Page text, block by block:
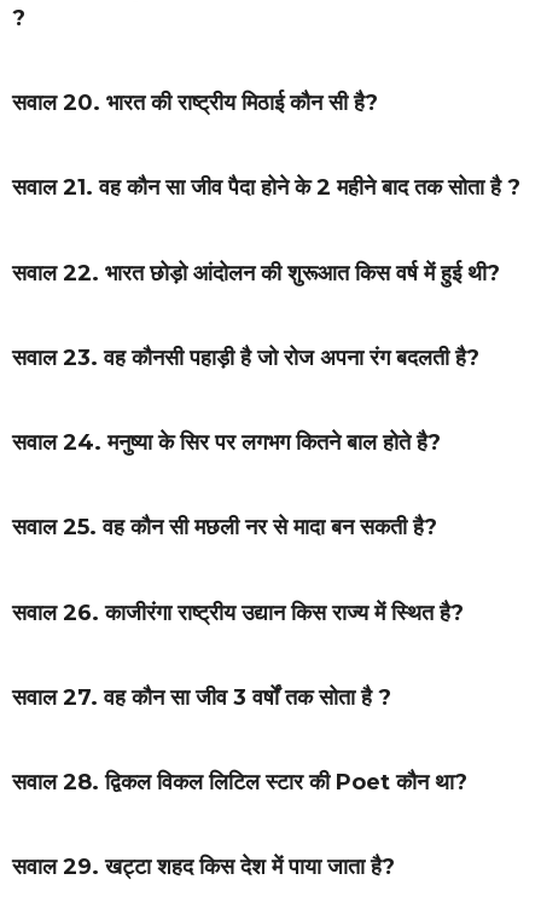
?
सवाल 20. भारत की राष्ट्रीय मिठाई कौन सी है?
सवाल 21. वह कौन सा जीव पैदा होने के 2 महीने बाद तक सोता है ?
सवाल 22. भारत छोड़ो आंदोलन की शुरूआत किस वर्ष में हुई थी?
सवाल 23. वह कौनसी पहाड़ी है जो रोज अपना रंग बदलती है?
सवाल 24. मनुष्या के सिर पर लगभग कितने बाल होते है?
सवाल 25. वह कौन सी मछली नर से मादा बन सकती है?
सवाल 26. काजीरंगा राष्ट्रीय उद्यान किस राज्य में स्थित है?
सवाल 27. वह कौन सा जीव 3 वर्षों तक सोता है ?
सवाल 28. द्विकल विकल लिटिल स्टार की Poet कौन था?
सवाल 29. खट्टा शहद किस देश में पाया जाता है?